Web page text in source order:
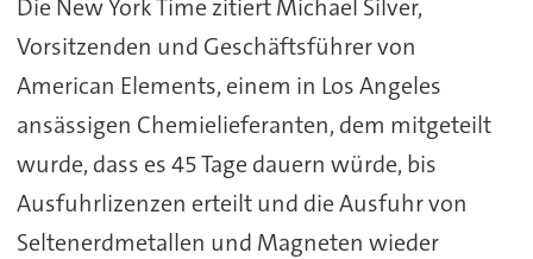
Die New York Time zitiert Michael Silver,
Vorsitzenden und Geschäftsführer von
American Elements, einem in Los Angeles
ansässigen Chemielieferanten, dem mitgeteilt
wurde, dass es 45 Tage dauern würde, bis
Ausfuhrlizenzen erteilt und die Ausfuhr von
Seltenerdmetallen und Magneten wieder